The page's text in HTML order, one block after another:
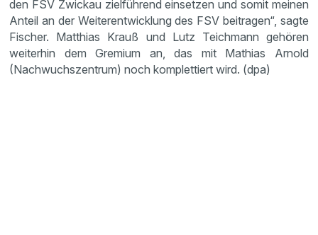
den FSV Zwickau zielführend einsetzen und somit meinen
Anteil an der Weiterentwicklung des FSV beitragen“, sagte
Fischer. Matthias Krauß und Lutz Teichmann gehören
weiterhin dem Gremium an, das mit Mathias Arnold
(Nachwuchszentrum) noch komplettiert wird. (dpa)